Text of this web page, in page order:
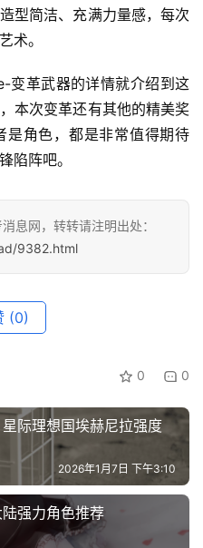
型简洁、充满力量感，每次
术。
变革武器的详情就介绍到这
本次变革还有其他的精美奖
是角色，都是非常值得期待
陷阵吧。
息网，转转请注明出处：
9382.html
(0)
0 0
际理想国埃赫尼拉强度
2026年1月7日 下午3:10
强力角色推荐